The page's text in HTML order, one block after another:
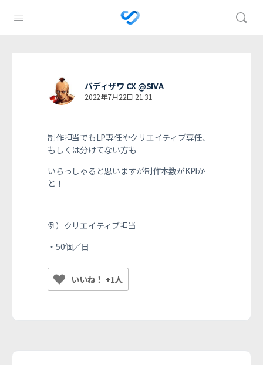
バディザワ CX @SIVA
2022年7月22日 21:31
制作担当でもLP専任やクリエイティブ専任、
もしくは分けてない方も
いらっしゃると思いますが制作本数がKPIか
と！
例）クリエイティブ担当
・50個／日
いいね！ +1人